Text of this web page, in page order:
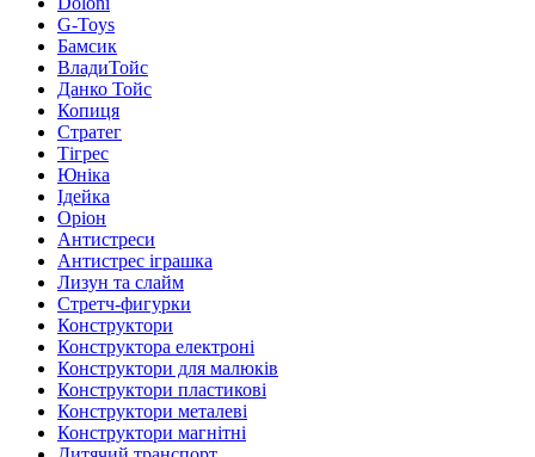
G-Toys
Бамсик
ВладиТойс
Данко Тойс
Копиця
Стратег
Тігрес
Юніка
Ідейка
Оріон
Антистреси
Антистрес іграшка
Лизун та слайм
Стретч-фигурки
Конструктори
Конструктора електроні
Конструктори для малюків
Конструктори пластикові
Конструктори металеві
Конструктори магнітні